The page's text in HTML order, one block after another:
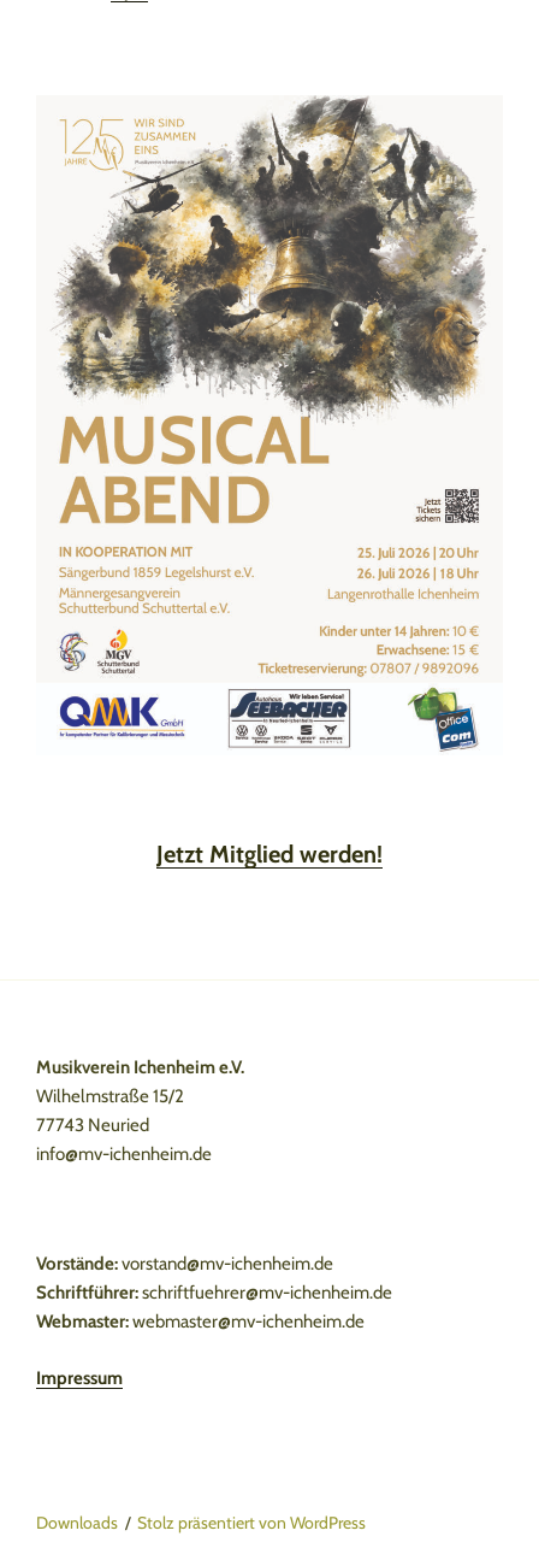
Jetzt Mitglied werden!
Musikverein Ichenheim e.V.
Wilhelmstraße 15/2
77743 Neuried
info@mv-ichenheim.de
Vorstände:vorstand@mv-ichenheim.de
Schriftführer:schriftfuehrer@mv-ichenheim.de
Webmaster:webmaster@mv-ichenheim.de
Impressum
Downloads Stolz präsentiert von WordPress